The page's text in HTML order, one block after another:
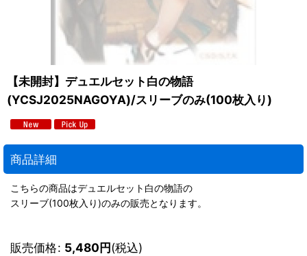
【未開封】デュエルセット白の物語
(YCSJ2025NAGOYA)/スリーブのみ(100枚入り)
商品詳細
こちらの商品はデュエルセット白の物語の
スリーブ(100枚入り)のみの販売となります。
販売価格: 5,480円(税込)